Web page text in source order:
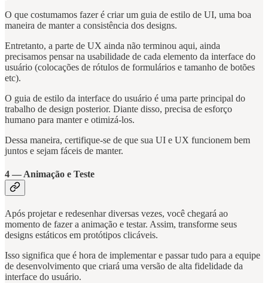
O que costumamos fazer é criar um guia de estilo de UI, uma boa
maneira de manter a consistência dos designs.
Entretanto, a parte de UX ainda não terminou aqui, ainda
precisamos pensar na usabilidade de cada elemento da interface do
usuário (colocações de rótulos de formulários e tamanho de botões
etc).
O guia de estilo da interface do usuário é uma parte principal do
trabalho de design posterior. Diante disso, precisa de esforço
humano para manter e otimizá-los.
Dessa maneira, certifique-se de que sua UI e UX funcionem bem
juntos e sejam fáceis de manter.
4 — Animação e Teste
Após projetar e redesenhar diversas vezes, você chegará ao
momento de fazer a animação e testar. Assim, transforme seus
designs estáticos em protótipos clicáveis.
Isso significa que é hora de implementar e passar tudo para a equipe
de desenvolvimento que criará uma versão de alta fidelidade da
interface do usuário.